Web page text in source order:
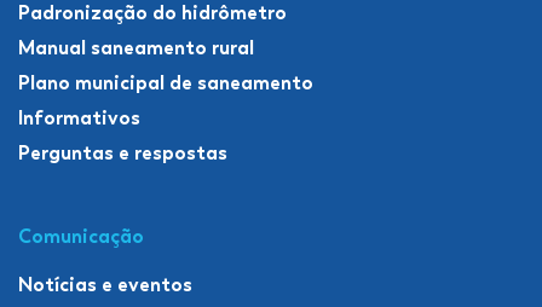
Padronização do hidrômetro
Manual saneamento rural
Plano municipal de saneamento
Informativos
Perguntas e respostas
Comunicação
Notícias e eventos